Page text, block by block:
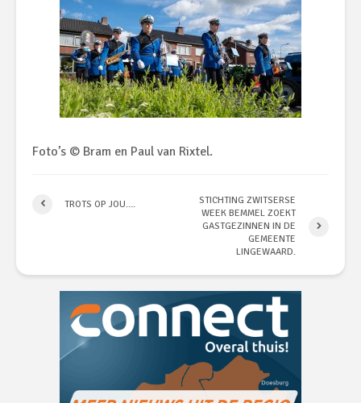
Foto’s © Bram en Paul van Rixtel.
TROTS OP JOU….
STICHTING ZWITSERSE
WEEK BEMMEL ZOEKT
GASTGEZINNEN IN DE
GEMEENTE
LINGEWAARD.